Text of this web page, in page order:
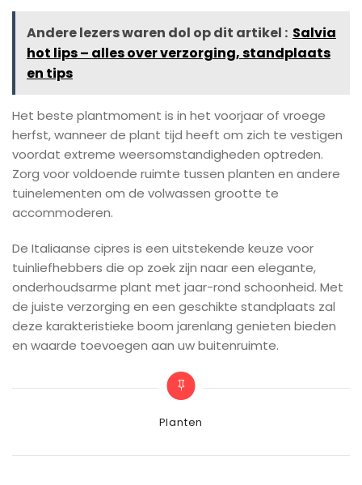
Andere lezers waren dol op dit artikel : Salvia
hot lips – alles over verzorging, standplaats
en tips
Het beste plantmoment is in het voorjaar of vroege
herfst, wanneer de plant tijd heeft om zich te vestigen
voordat extreme weersomstandigheden optreden.
Zorg voor voldoende ruimte tussen planten en andere
tuinelementen om de volwassen grootte te
accommoderen.
De Italiaanse cipres is een uitstekende keuze voor
tuinliefhebbers die op zoek zijn naar een elegante,
onderhoudsarme plant met jaar-rond schoonheid. Met
de juiste verzorging en een geschikte standplaats zal
deze karakteristieke boom jarenlang genieten bieden
en waarde toevoegen aan uw buitenruimte.
Categories
Planten